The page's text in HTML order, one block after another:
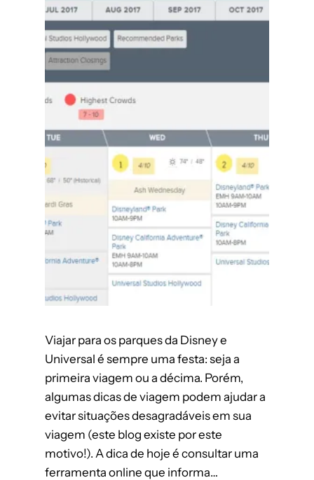
Viajar para os parques da Disney e
Universal é sempre uma festa: seja a
primeira viagem ou a décima. Porém,
algumas dicas de viagem podem ajudar a
evitar situações desagradáveis em sua
viagem (este blog existe por este
motivo!). A dica de hoje é consultar uma
ferramenta online que informa…